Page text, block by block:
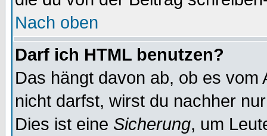
Nach oben
Darf ich HTML benutzen?
Das hängt davon ab, ob es
nicht darfst, wirst du nachher
Dies ist eine Sicherung, um